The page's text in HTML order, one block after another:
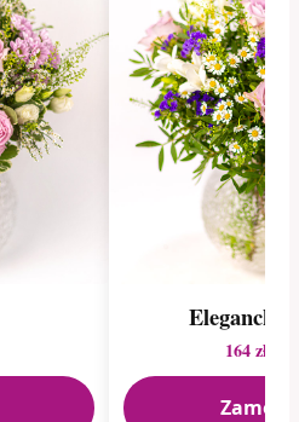
Elegancki
164 zł